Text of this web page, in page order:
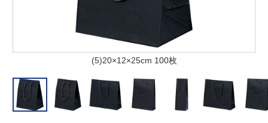
(5)20×12×25cm 100枚